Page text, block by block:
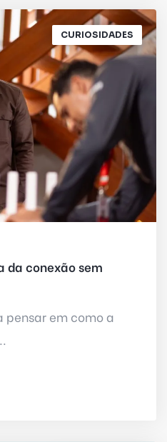
CURIOSIDADES
da conexão sem
pensar em como a